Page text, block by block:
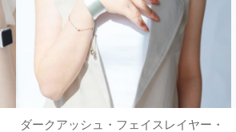
ダークアッシュ・フェイスレイヤー・